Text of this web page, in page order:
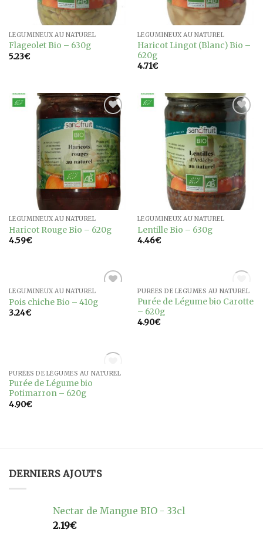
LÉGUMINEUX AU NATUREL
Flageolet Bio – 630g
5.23€
LÉGUMINEUX AU NATUREL
Haricot Lingot (Blanc) Bio –
620g
4.71€
à la
wishlist
LÉGUMINEUX AU NATUREL
Haricot Rouge Bio – 620g
4.59€
Ajouter
à la
wishlist
LÉGUMINEUX AU NATUREL
Lentille Bio – 630g
4.46€
LÉGUMINEUX AU NATUREL
Pois chiche Bio – 410g
3.24€
Ajouter
à la
RUPTURE DE STOCK
PURÉES DE LÉGUMES AU NATUREL
Purée de Légume bio Carotte
– 620g
4.90€
RUPTURE DE STOCK
PURÉES DE LÉGUMES AU NATUREL
Purée de Légume bio
Potimarron – 620g
4.90€
DERNIERS AJOUTS
Nectar de Mangue BIO - 33cl
2.19€